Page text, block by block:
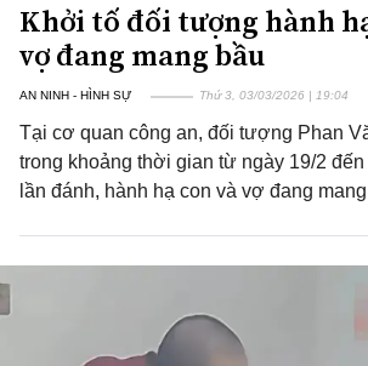
Khởi tố đối tượng hành
vợ đang mang bầu
AN NINH - HÌNH SỰ Thứ 3, 03/03/2026 | 19:04
Tại cơ quan công an, đối tượng Phan
trong khoảng thời gian từ ngày 19/2
lần đánh, hành hạ con và vợ đang